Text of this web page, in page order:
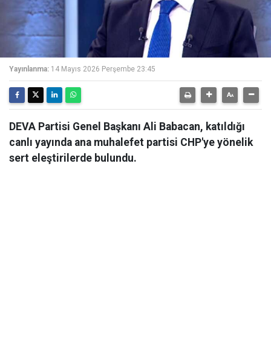
Yayınlanma: 14 Mayıs 2026 Perşembe 23:45
DEVA Partisi Genel Başkanı Ali Babacan, katıldığı
canlı yayında ana muhalefet partisi CHP'ye yönelik
sert eleştirilerde bulundu.